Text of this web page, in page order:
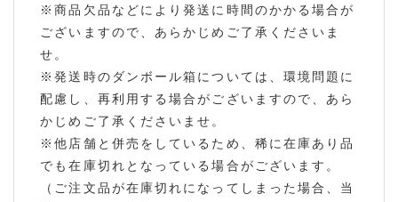
※商品欠品などにより発送に時間のかかる場合が
ございますので、あらかじめご了承くださいま
せ。
※発送時のダンボール箱については、環境問題に
配慮し、再利用する場合がございますので、あら
かじめご了承くださいませ。
※他店舗と併売をしているため、稀に在庫あり品
でも在庫切れとなっている場合がございます。
（ご注文品が在庫切れになってしまった場合、当